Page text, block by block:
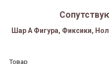
Шар А Фигура, Фиксики,
Товар